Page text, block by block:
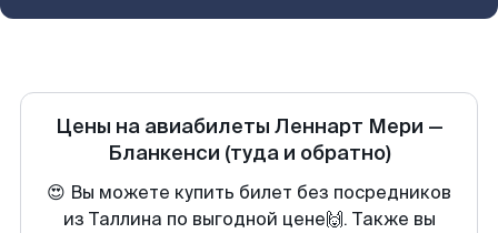
Цены на авиабилеты Леннарт Мери —
Бланкенси (туда и обратно)
😍 Вы можете купить билет без посредников
из Таллина по выгодной цене🙌. Также вы